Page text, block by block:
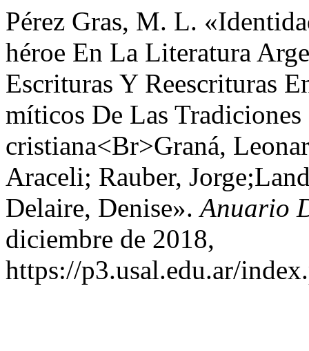
Pérez Gras, M. L.
héroe En La Literatura
Escrituras Y Reescrituras
míticos De Las
cristiana<Br>Graná,
Araceli; Rauber,
Delaire, Denise».Anuario
diciembre de 2018,
https://p3.usal.edu.ar/